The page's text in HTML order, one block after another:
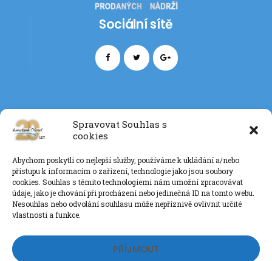
Spravovat Souhlas s
cookies
Abychom poskytli co nejlepší služby, používáme k ukládání a/nebo
přístupu k informacím o zařízení, technologie jako jsou soubory
cookies. Souhlas s těmito technologiemi nám umožní zpracovávat
údaje, jako je chování při procházení nebo jedinečná ID na tomto webu.
Nesouhlas nebo odvolání souhlasu může nepříznivě ovlivnit určité
vlastnosti a funkce.
PŘÍJMOUT
Sociální sítě
+420 777 085 135
info@eurotankdiesel.cz